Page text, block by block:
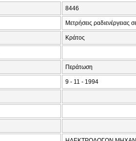
8446
Μετρήσεις ραδιενέργειας
Κράτος
Περάτωση
9 - 11 - 1994